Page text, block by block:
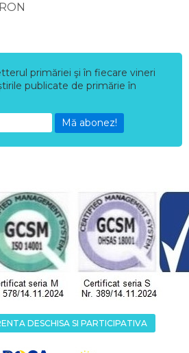
primăriei şi în fiecare vineri
publicate de primărie în
Mă abonez!
DESCHISA SI PARTICIPATIVA